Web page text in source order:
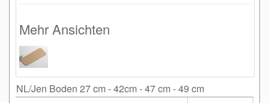
Mehr Ansichten
NL/Jen Boden 27 cm - 42cm - 47 cm - 49 cm